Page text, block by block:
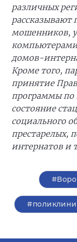
различных
рассказывают
мошенников,
домов-
Кроме того,
принятие
программы по
состояние
социального
престарелых,
интернатов и